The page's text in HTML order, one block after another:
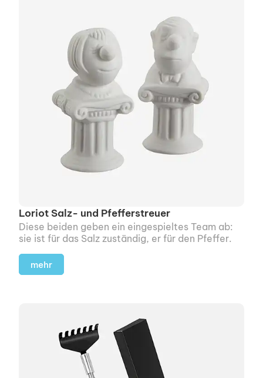
Loriot Salz- und Pfefferstreuer
Diese beiden geben ein einge­spieltes Team ab:
sie ist für das Salz zuständig, er für den Pfeffer.
mehr